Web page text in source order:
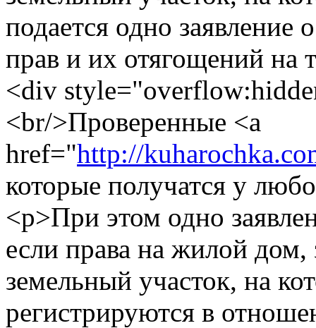
подается одно заявление
прав и их отягощений на
<div
<br/>Проверенные <a
href="http://
которые получатся у
<p>При этом одно
если права на жилой дом,
земельный участок, на
регистрируются в